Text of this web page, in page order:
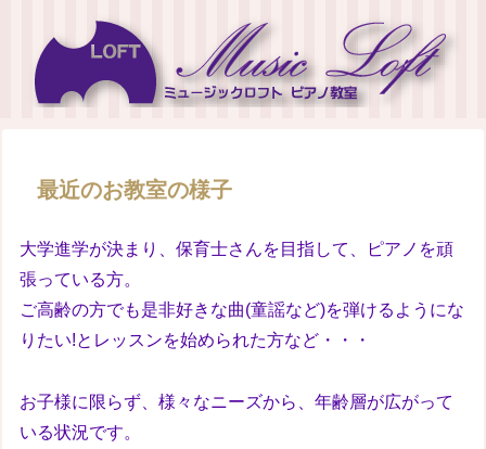
最近のお教室の様子
大学進学が決まり、保育士さんを目指して、ピアノを頑
張っている方。
ご高齢の方でも是非好きな曲(童謡など)を弾けるようにな
りたい!とレッスンを始められた方など・・・
お子様に限らず、様々なニーズから、年齢層が広がって
いる状況です。